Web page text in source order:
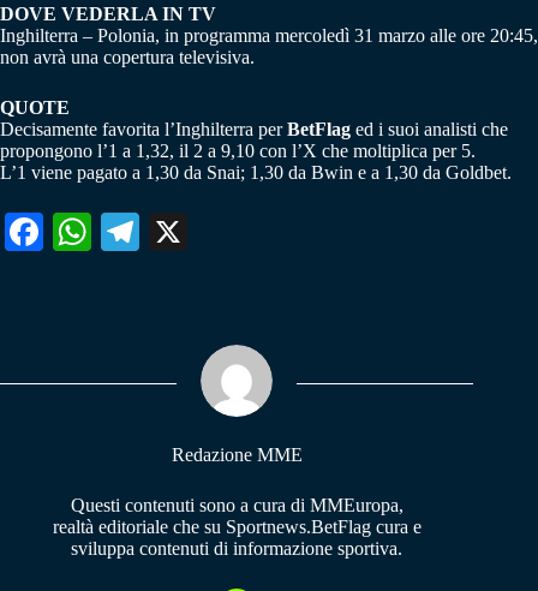
DOVE VEDERLA IN TV
Inghilterra – Polonia, in programma mercoledì 31 marzo alle ore 20:45,
non avrà una copertura televisiva.
QUOTE
Decisamente favorita l’Inghilterra perBetFlag ed i suoi analisti che
propongono l’1 a 1,32, il 2 a 9,10 con l’X che moltiplica per 5.
L’1 viene pagato a 1,30 da Snai; 1,30 da Bwin e a 1,30 da Goldbet.
Fa W
pp
Te
m
Redazione MME
Questi contenuti sono a cura di MMEuropa,
realtà editoriale che su Sportnews.BetFlag cura e
sviluppa contenuti di informazione sportiva.